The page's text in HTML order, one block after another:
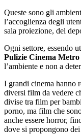
Queste sono gli
l’accoglienza degli
sala proiezione, del
Ogni settore, essendo
Pulizie Cinema
l’ambiente e non a
I grandi cinema hanno
diversi film da vedere
divise tra film per
porno, ma film che
anche essere horror,
dove si propongono